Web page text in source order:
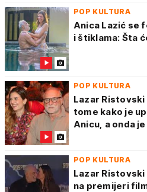
POP KULTURA
Anica Lazić se
i štiklama: Šta
POP KULTURA
Lazar
tome kako je
Anicu, a onda
POP KULTURA
Lazar
na premijeri